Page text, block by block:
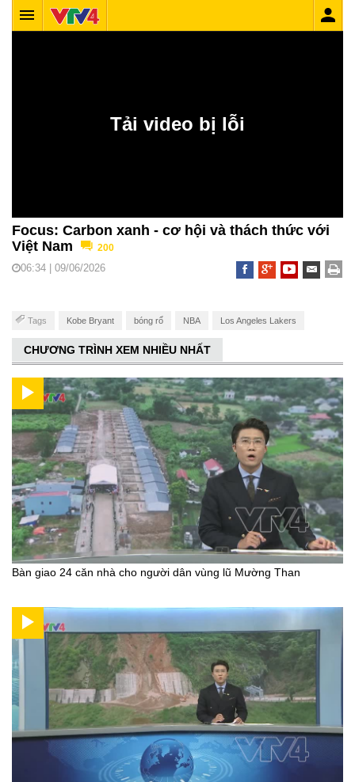
Focus: Carbon xanh - cơ hội và thách thức với
Việt Nam
200
06:34 | 09/06/2026
Tags Kobe Bryant bóng rổ NBA Los Angeles Lakers
CHƯƠNG TRÌNH XEM NHIỀU NHẤT
Bàn giao 24 căn nhà cho người dân vùng lũ Mường Than